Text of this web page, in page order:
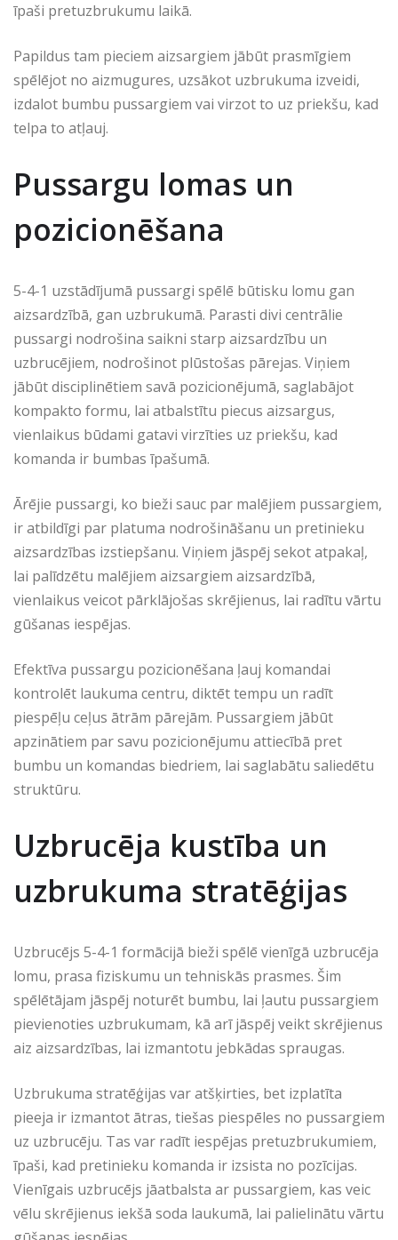
īpaši pretuzbrukumu laikā.
Papildus tam pieciem aizsargiem jābūt prasmīgiem
spēlējot no aizmugures, uzsākot uzbrukuma izveidi,
izdalot bumbu pussargiem vai virzot to uz priekšu, kad
telpa to atļauj.
Pussargu lomas un
pozicionēšana
5-4-1 uzstādījumā pussargi spēlē būtisku lomu gan
aizsardzībā, gan uzbrukumā. Parasti divi centrālie
pussargi nodrošina saikni starp aizsardzību un
uzbrucējiem, nodrošinot plūstošas pārejas. Viņiem
jābūt disciplinētiem savā pozicionējumā, saglabājot
kompakto formu, lai atbalstītu piecus aizsargus,
vienlaikus būdami gatavi virzīties uz priekšu, kad
komanda ir bumbas īpašumā.
Ārējie pussargi, ko bieži sauc par malējiem pussargiem,
ir atbildīgi par platuma nodrošināšanu un pretinieku
aizsardzības izstiepšanu. Viņiem jāspēj sekot atpakaļ,
lai palīdzētu malējiem aizsargiem aizsardzībā,
vienlaikus veicot pārklājošas skrējienus, lai radītu vārtu
gūšanas iespējas.
Efektīva pussargu pozicionēšana ļauj komandai
kontrolēt laukuma centru, diktēt tempu un radīt
piespēļu ceļus ātrām pārejām. Pussargiem jābūt
apzinātiem par savu pozicionējumu attiecībā pret
bumbu un komandas biedriem, lai saglabātu saliedētu
struktūru.
Uzbrucēja kustība un
uzbrukuma stratēģijas
Uzbrucējs 5-4-1 formācijā bieži spēlē vienīgā uzbrucēja
lomu, prasa fiziskumu un tehniskās prasmes. Šim
spēlētājam jāspēj noturēt bumbu, lai ļautu pussargiem
pievienoties uzbrukumam, kā arī jāspēj veikt skrējienus
aiz aizsardzības, lai izmantotu jebkādas spraugas.
Uzbrukuma stratēģijas var atšķirties, bet izplatīta
pieeja ir izmantot ātras, tiešas piespēles no pussargiem
uz uzbrucēju. Tas var radīt iespējas pretuzbrukumiem,
īpaši, kad pretinieku komanda ir izsista no pozīcijas.
Vienīgais uzbrucējs jāatbalsta ar pussargiem, kas veic
vēlu skrējienus iekšā soda laukumā, lai palielinātu vārtu